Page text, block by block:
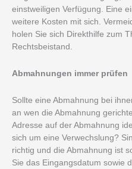
einstweiligen Verfügung. Eine
weitere Kosten mit sich.
holen Sie sich Direkthilfe zum
Rechtsbeistand.
Abmahnungen immer prüfen
Sollte eine Abmahnung bei
an wen die Abmahnung
Adresse auf der Abmahnung
sich um eine Verwechslung?
richtig und die Abmahnung ist
Sie das Eingangsdatum sowie